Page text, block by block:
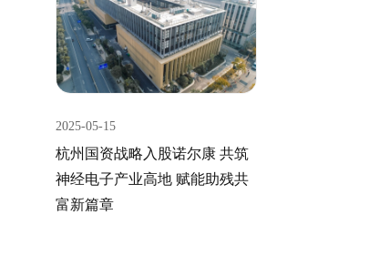
2025-05-15
杭州国资战略入股诺尔康 共筑
神经电子产业高地 赋能助残共
富新篇章